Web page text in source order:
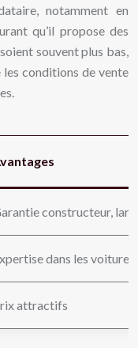
notamment en
qu’il propose des
souvent plus bas,
conditions de vente
constructeur,
dans les
attractifs